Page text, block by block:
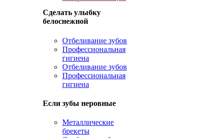
Сделать улыбку
белоснежной
Отбеливание зубов
Профессиональная
гигиена
Отбеливание зубов
Профессиональная
гигиена
Если зубы неровные
Металлические
брекеты